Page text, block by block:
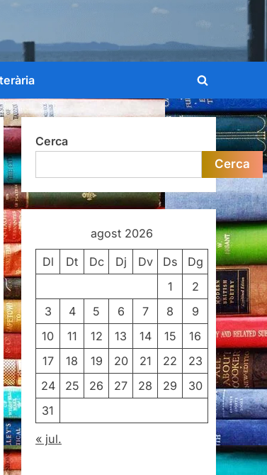
Toggle
search
form
Cerca
Cerca
agost 2026
Dl Dt Dc Dj Dv Ds
Dg
1
2
3
4 5 6 7 8
9
10
11 12 13 14 15
16
17
18 19 20 21 22
23
24
25 26 27 28 29
30
31
« jul.